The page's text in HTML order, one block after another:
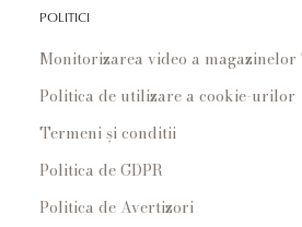
POLITICI
Monitorizarea video a magazinelor
Politica de utilizare a cookie-urilor
Termeni și conditii
Politica de GDPR
Politica de Avertizori